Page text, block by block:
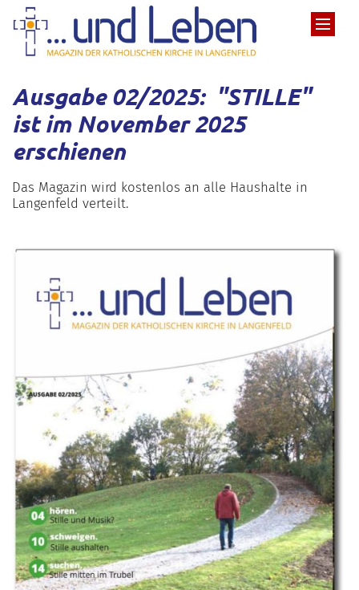
Zum Inhalt springen
Ausgabe 02/2025: "STILLE"
ist im November 2025
erschienen
Das Magazin wird kostenlos an alle Haushalte in
Langenfeld verteilt.